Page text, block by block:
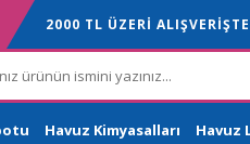
2000 TL ÜZERİ
Havuz Kimyasalları Havuz